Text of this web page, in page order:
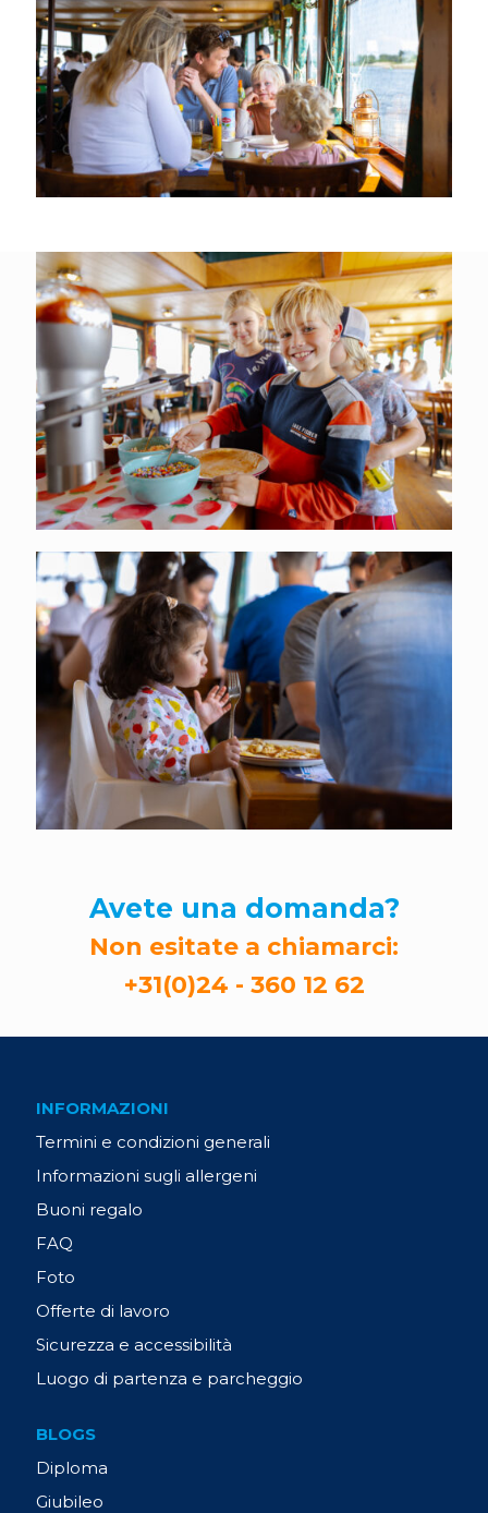
Avete una domanda?
Non esitate a chiamarci:
+31(0)24 - 360 12 62
INFORMAZIONI
Termini e condizioni generali
Informazioni sugli allergeni
Buoni regalo
FAQ
Foto
Offerte di lavoro
Sicurezza e accessibilità
Luogo di partenza e parcheggio
BLOGS
Diploma
Giubileo